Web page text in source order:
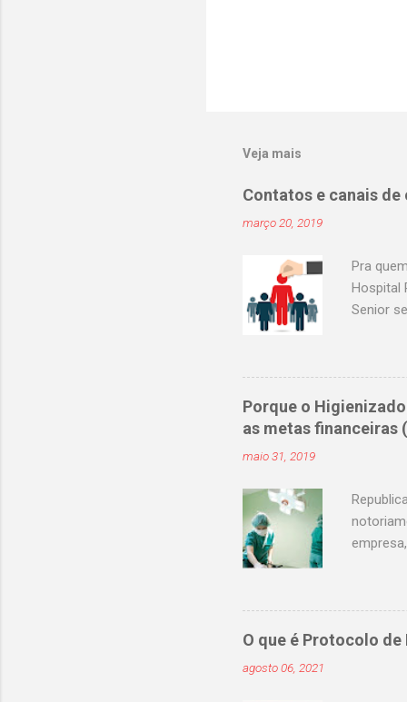
Veja mais
Contatos e canais
março 20, 2019
Pra
Hospital
Senior
Porque o
as metas financeiras
maio 31, 2019
15 a
de
O que é Protocolo
agosto 06, 2021